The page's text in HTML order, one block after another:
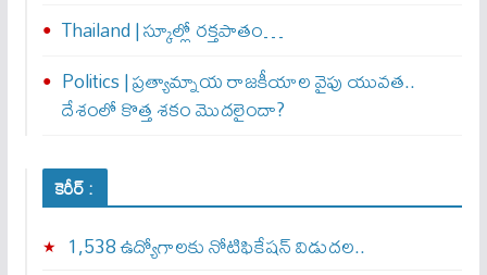
Thailand | స్కూల్లో రక్తపాతం…
Politics | ప్రత్యామ్నాయ రాజకీయాల వైపు యువత..
దేశంలో కొత్త శకం మొదలైందా?
కెరీర్ :
1,538 ఉద్యోగాలకు నోటిఫికేషన్ విడుదల..